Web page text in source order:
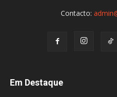
Contacto:
Em Destaque